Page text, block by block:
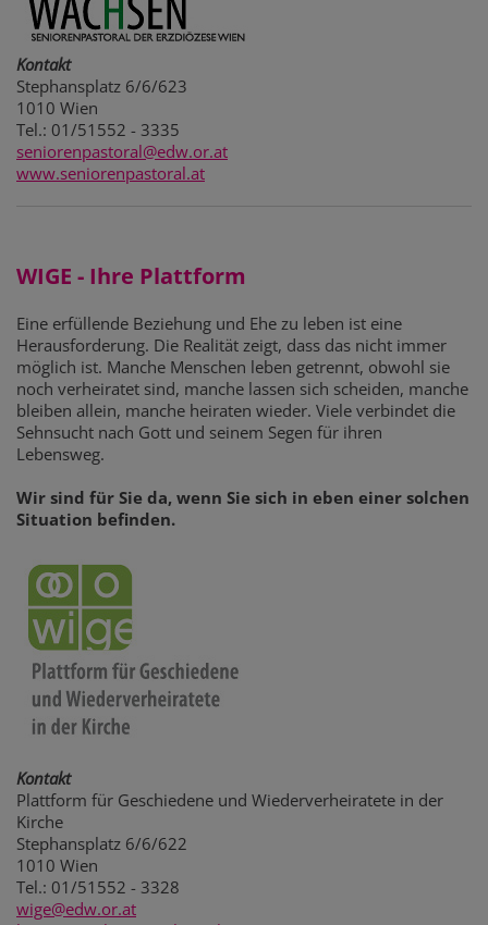
Kontakt
Stephansplatz 6/6/623
1010 Wien
Tel.: 01/51552 - 3335
seniorenpastoral@edw.or.at
www.seniorenpastoral.at
WIGE - Ihre Plattform
Eine erfüllende Beziehung und Ehe zu leben ist eine
Herausforderung. Die Realität zeigt, dass das nicht immer
möglich ist. Manche Menschen leben getrennt, obwohl sie
noch verheiratet sind, manche lassen sich scheiden, manche
bleiben allein, manche heiraten wieder. Viele verbindet die
Sehnsucht nach Gott und seinem Segen für ihren
Lebensweg.
Wir sind für Sie da, wenn Sie sich in eben einer solchen
Situation befinden.
Kontakt
Plattform für Geschiedene und Wiederverheiratete in der
Kirche
Stephansplatz 6/6/622
1010 Wien
Tel.: 01/51552 - 3328
wige@edw.or.at